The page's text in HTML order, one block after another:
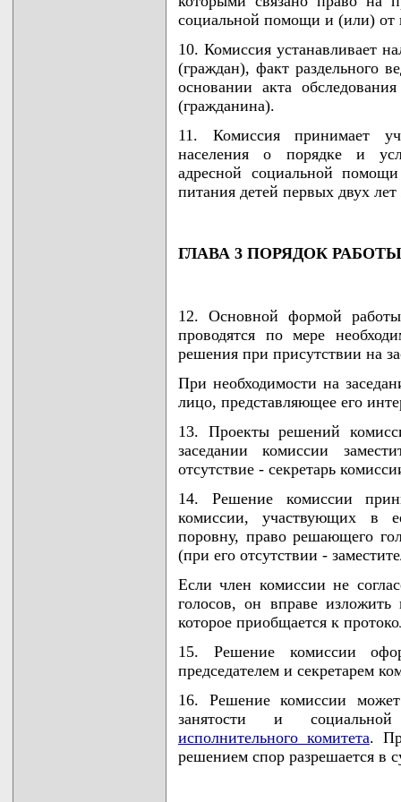
социальной помощи и (или) от
10. Комиссия устанавливает
(граждан), факт раздельного
основании акта
(гражданина).
11. Комиссия принимает
населения о порядке и
адресной социальной
питания детей первых двух
ГЛАВА 3 ПОРЯДОК
12. Основной формой работы
проводятся по мере
решения при присутствии на
При необходимости на
лицо, представляющее его
13. Проекты решений
заседании комиссии
отсутствие - секретарь
14. Решение комиссии
комиссии, участвующих в
поровну, право решающего
(при его отсутствии -
Если член комиссии не
голосов, он вправе
которое приобщается к
15. Решение комиссии
председателем и секретарем
16. Решение комиссии
занятости и
исполнительного комитета.
решением спор разрешается в